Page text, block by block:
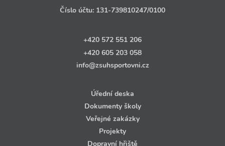
Číslo účtu: 131‑739810247/0100
+420 572 551 206
+420 605 203 058
info@zsuhsportovni.cz
Úřední deska
Dokumenty školy
Veřejné zakázky
Projekty
Dopravní hřiště